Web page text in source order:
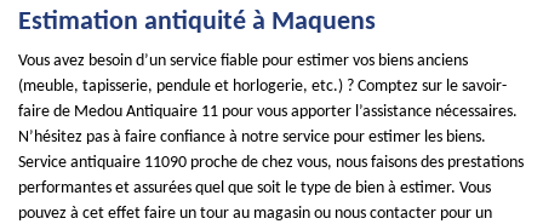
Estimation antiquité à Maquens
Vous avez besoin d’un service fiable pour estimer vos biens anciens
(meuble, tapisserie, pendule et horlogerie, etc.) ? Comptez sur le savoir-
faire de Medou Antiquaire 11 pour vous apporter l’assistance nécessaires.
N’hésitez pas à faire confiance à notre service pour estimer les biens.
Service antiquaire 11090 proche de chez vous, nous faisons des prestations
performantes et assurées quel que soit le type de bien à estimer. Vous
pouvez à cet effet faire un tour au magasin ou nous contacter pour un